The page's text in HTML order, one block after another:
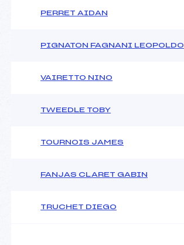
PERRET AIDAN
PIGNATON FAGNANI LEOPOLDO
VAIRETTO NINO
TWEEDLE TOBY
TOURNOIS JAMES
FANJAS CLARET GABIN
TRUCHET DIEGO